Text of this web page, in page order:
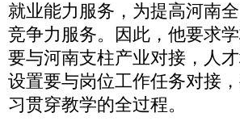
就业能力服务，为提高河南
竞争力服务。因此，他要求
要与河南支柱产业对接，人
设置要与岗位工作任务对接
习贯穿教学的全过程。